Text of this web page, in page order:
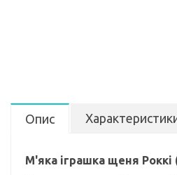
Опис
М'яка іграшка щеня Роккі